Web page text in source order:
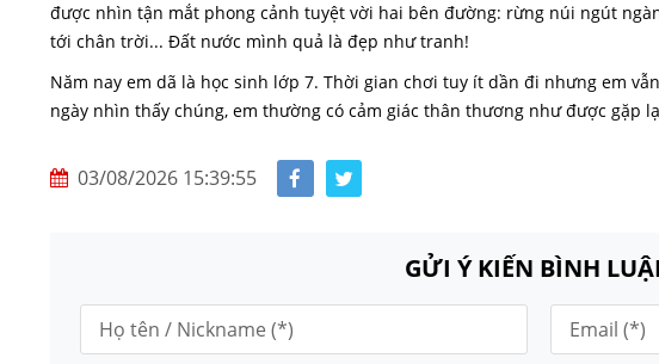
được nhìn tận mắt phong cảnh tuyệt vời hai bên đường: rừng núi ngút
tới chân trời... Đất nước mình quả là đẹp như tranh!
Năm nay em dã là học sinh lớp 7. Thời gian chơi tuy ít dần đi nhưng em
ngày nhìn thấy chúng, em thường có cảm giác thân thương như được gặp
03/08/2026 15:39:55
GỬI Ý KIẾN BÌNH